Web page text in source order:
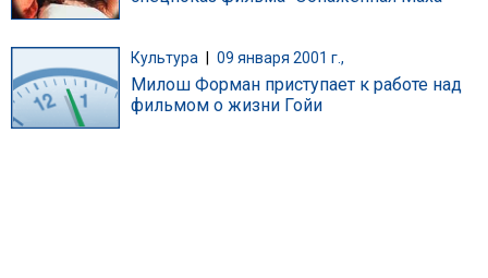
Культура 09 января 2001 г.,
Милош Форман приступает к работе над
фильмом о жизни Гойи